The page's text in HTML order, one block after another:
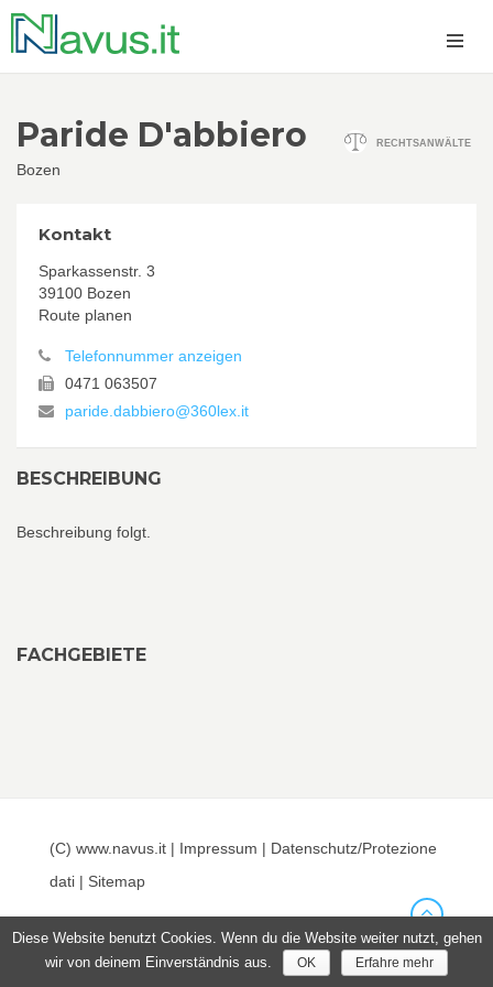
Paride D'abbiero
Bozen
RECHTSANWÄLTE
Kontakt
Sparkassenstr. 3
39100 Bozen
Route planen
Telefonnummer anzeigen
0471 063507
paride.dabbiero@360lex.it
BESCHREIBUNG
Beschreibung folgt.
FACHGEBIETE
(C) www.navus.it | Impressum | Datenschutz/Protezione
dati | Sitemap
Diese Website benutzt Cookies. Wenn du die Website weiter nutzt, gehen
wir von deinem Einverständnis aus.
OK Erfahre mehr